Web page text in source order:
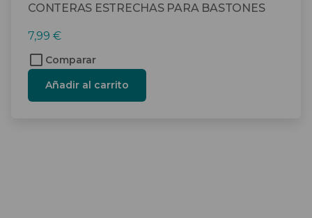
CONTERAS ESTRECHAS PARA BASTONES
7,99 €
Comparar
Añadir al carrito